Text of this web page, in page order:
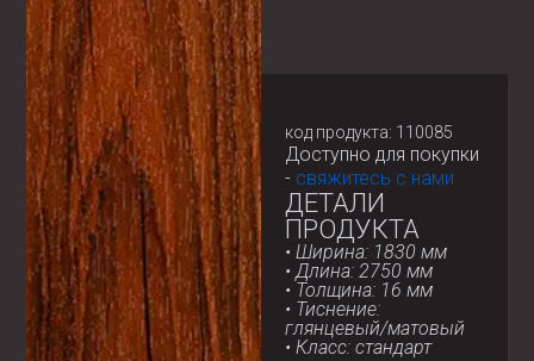
код продукта: 110085
Доступно для покупки
- свяжитесь с нами
ДЕТАЛИ
ПРОДУКТА
• Ширина: 1830 мм
• Длина: 2750 мм
• Толщина: 16 мм
• Тиснение:
глянцевый/матовый
• Класс: стандарт